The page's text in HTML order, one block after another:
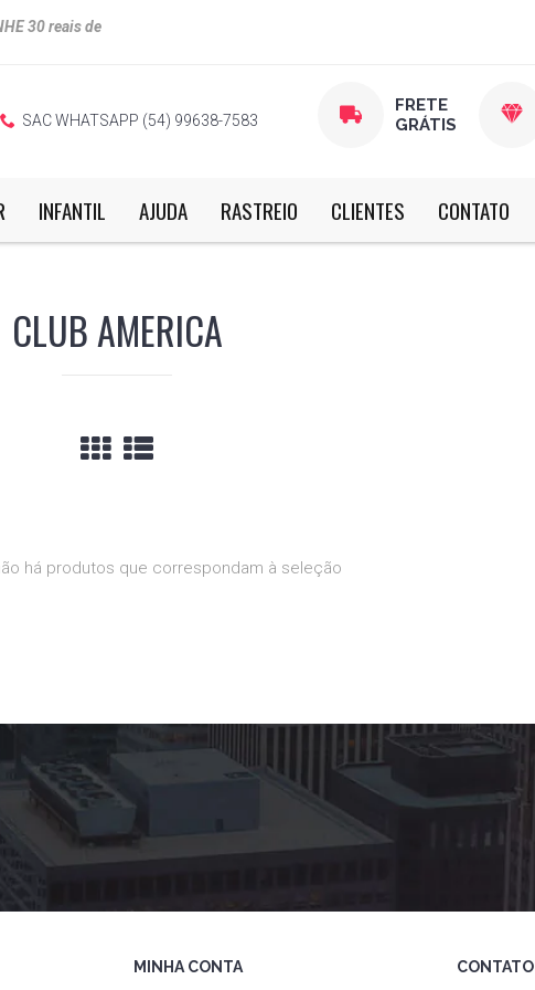
30 reais de
SAC WHATSAPP (54) 99638-7583
FRETE
GRÁTIS
INFANTIL AJUDA RASTREIO CLIENTES CONTATO
CLUB AMERICA
há produtos que correspondam à seleção
MINHA CONTA CONTATO